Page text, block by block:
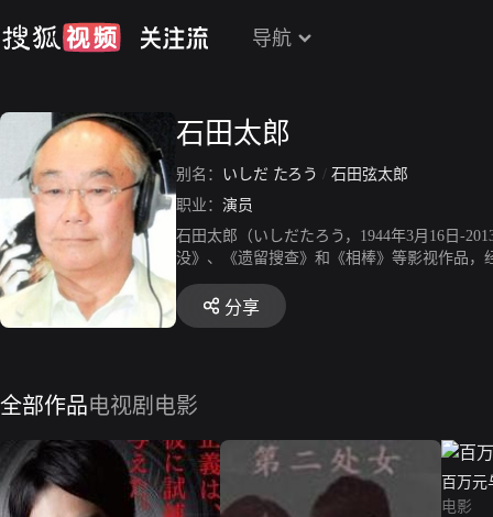
导航
石田太郎
别名： いしだ たろう / 石田弦太郎
职业： 演员
石田太郎（いしだたろう，1944年3月16日-
没》、《遗留搜查》和《相棒》等影视作品
人，担任日本石川县金沢市乘敬寺的主持。
迷，随后被送往日本神奈川县相模原市内医
分享
全部作品电视剧 电影
百万元
电影